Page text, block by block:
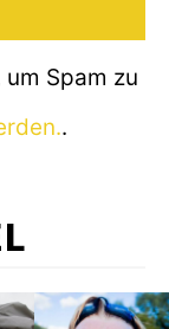
Spam zu
.